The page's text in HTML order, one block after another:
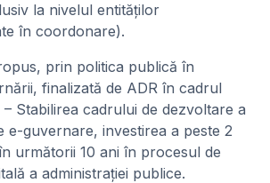
la nivelul entităților
în coordonare).
prin politica publică în
finalizată de ADR în cadrul
– Stabilirea cadrului de dezvoltare a
e-guvernare, investirea a peste 2
următorii 10 ani în procesul de
a administrației publice.